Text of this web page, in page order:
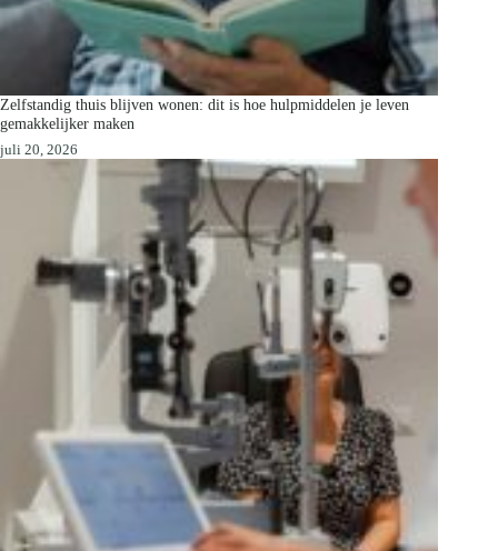
Zelfstandig thuis blijven wonen: dit is hoe hulpmiddelen je leven
gemakkelijker maken
juli 20, 2026